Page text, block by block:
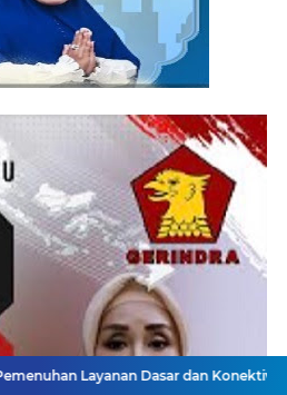
Dasar dan Konektivitas Wilayah pada